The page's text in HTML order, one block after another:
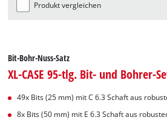
Produkt vergleichen
Bit-Bohr-Nuss-Satz
XL-CASE 95-tlg. Bit- und Bohrer-
49x Bits (25 mm) mit C 6.3 Schaft aus
8x Bits (50 mm) mit E 6.3 Schaft aus